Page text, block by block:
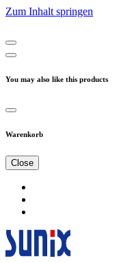
Zum Inhalt springen
You may also like this products
Warenkorb
Close